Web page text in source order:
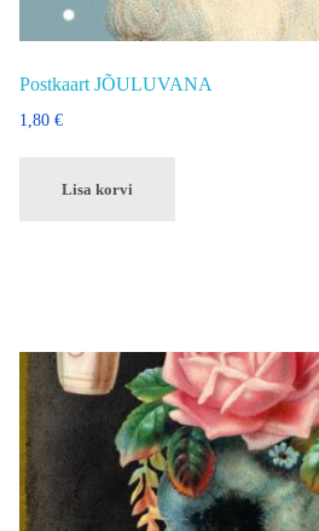
Postkaart JÕULUVANA
1,80 €
Lisa korvi